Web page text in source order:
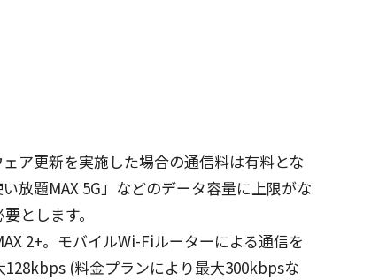
ア更新を実施 した場合の通信料は有料とな
放題MAX 5G」などのデータ容量に上限がな
要とします。
2+。 モバイルWi-Fiルーターによる通信を
128kbps (料金プランにより最大300kbpsな